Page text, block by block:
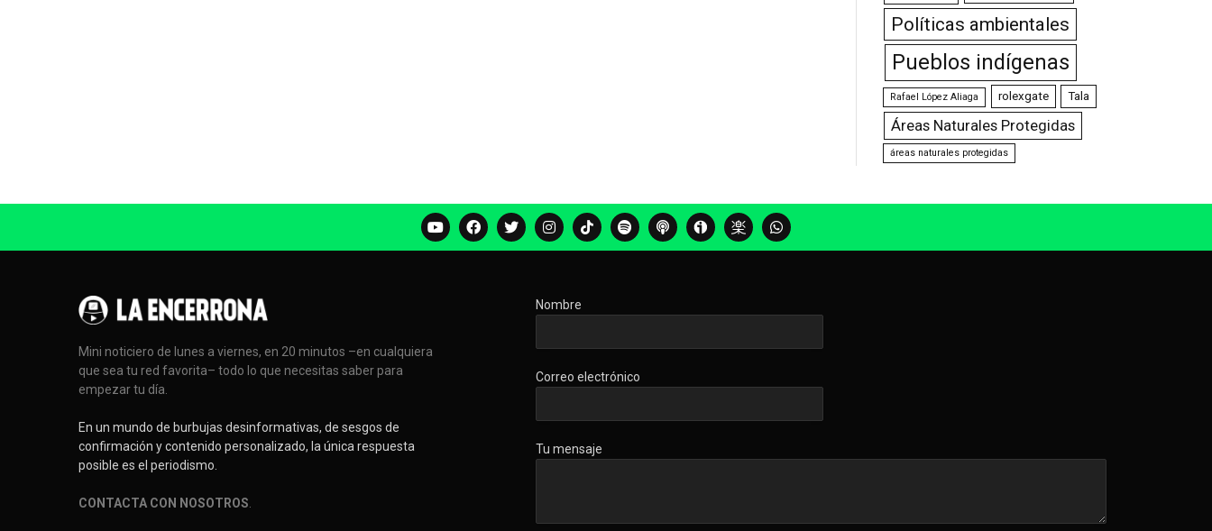
Políticas ambientales
Pueblos indígenas
Rafael López Aliaga rolexgate Tala
Áreas Naturales Protegidas
áreas naturales protegidas
Mini noticiero de lunes a viernes, en 20 minutos –en cualquiera
que sea tu red favorita– todo lo que necesitas saber para
empezar tu día.
En un mundo de burbujas desinformativas, de sesgos de
confirmación y contenido personalizado, la única respuesta
posible es el periodismo.
CONTACTA CON NOSOTROS
Nombre
Correo electrónico
Tu mensaje